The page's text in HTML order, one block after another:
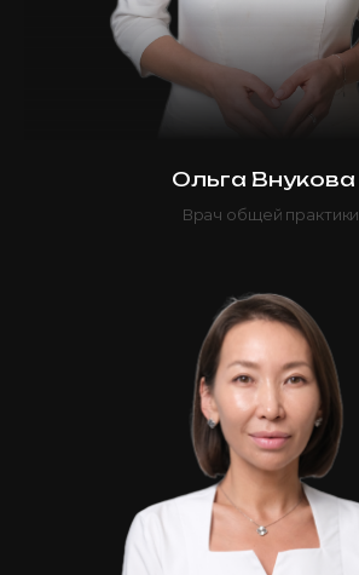
Ольга Внукова
Врач общей практики